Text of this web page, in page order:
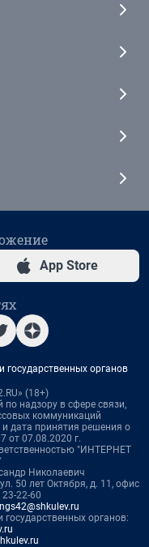
App Store
органов
(18+)
надзору в сфере связи,
коммуникаций
дата принятия решения о
от 07.08.2020 г.
"ИНТЕРНЕТ
Николаевич
50 лет Октября, д. 11, офис
22-60
ngs42@shkulev.ru
органов: